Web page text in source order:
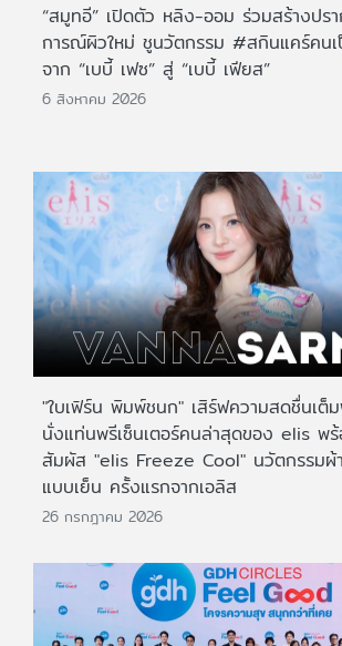
“สมูทอี” เปิดตัว หลิง-ออม ร่วมสร้างปร
การณ์ผิวใหม่ ชูนวัตกรรม #สกินแคร์คน
จาก “เบบี้ เฟซ” สู่ “เบบี้ เฟียส”
6 สิงหาคม 2026
"ใบเฟิร์น พิมพ์ชนก" เสิร์ฟความสดชื่นเต็
นั่งแท่นพรีเซ็นเตอร์คนล่าสุดของ elis พ
สัมผัส "elis Freeze Cool" นวัตกรรมผ้
แบบเย็น ครั้งแรกจากเอลิส
26 กรกฎาคม 2026